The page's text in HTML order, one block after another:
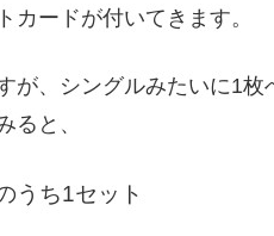
カードが付いてきます。
が、シングルみたいに1
ると、
うち1セット